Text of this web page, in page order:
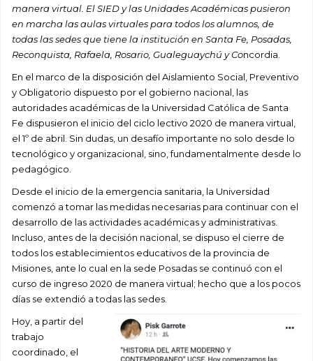
manera virtual. El SIED y las Unidades Académicas pusieron
en marcha las aulas virtuales para todos los alumnos, de
todas las sedes que tiene la institución en Santa Fe, Posadas,
Reconquista, Rafaela, Rosario, Gualeguaychú y Concordia.
En el marco de la disposición del Aislamiento Social, Preventivo
y Obligatorio dispuesto por el gobierno nacional, las
autoridades académicas de la Universidad Católica de Santa
Fe dispusieron el inicio del ciclo lectivo 2020 de manera virtual,
el 1º de abril. Sin dudas, un desafío importante no solo desde lo
tecnológico y organizacional, sino, fundamentalmente desde lo
pedagógico.
Desde el inicio de la emergencia sanitaria, la Universidad
comenzó a tomar las medidas necesarias para continuar con el
desarrollo de las actividades académicas y administrativas.
Incluso, antes de la decisión nacional, se dispuso el cierre de
todos los establecimientos educativos de la provincia de
Misiones, ante lo cual en la sede Posadas se continuó con el
curso de ingreso 2020 de manera virtual; hecho que a los pocos
días se extendió a todas las sedes.
Hoy, a partir del
trabajo
coordinado, el